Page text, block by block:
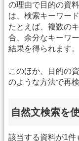
の理由で目的の資
は、検索キーワー
たとえば、複数の
合、余分なキーワ
結果を得られます。
このほか、目的の
のような方法で再
自然文検索を
該当する資料が1件